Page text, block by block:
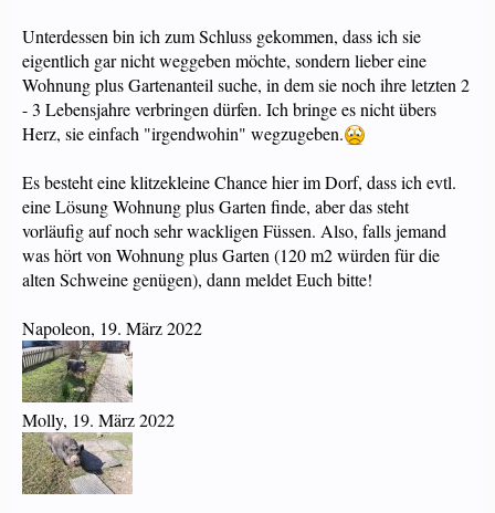
Unterdessen bin ich zum Schluss gekommen, dass ich sie
eigentlich gar nicht weggeben möchte, sondern lieber eine
Wohnung plus Gartenanteil suche, in dem sie noch ihre letzten 2
- 3 Lebensjahre verbringen dürfen. Ich bringe es nicht übers
Herz, sie einfach "irgendwohin" wegzugeben.
Es besteht eine klitzekleine Chance hier im Dorf, dass ich evtl.
eine Lösung Wohnung plus Garten finde, aber das steht
vorläufig auf noch sehr wackligen Füssen. Also, falls jemand
was hört von Wohnung plus Garten (120 m2 würden für die
alten Schweine genügen), dann meldet Euch bitte!
Napoleon, 19. März 2022
Molly, 19. März 2022